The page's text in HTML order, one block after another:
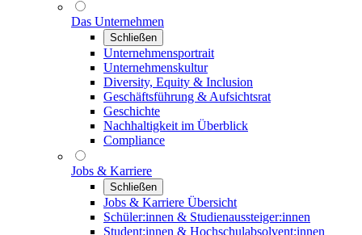
Das Unternehmen
Schließen
Unternehmensportrait
Unternehmenskultur
Diversity, Equity & Inclusion
Geschäftsführung & Aufsichtsrat
Geschichte
Nachhaltigkeit im Überblick
Compliance
Jobs & Karriere
Schließen
Jobs & Karriere Übersicht
Schüler:innen & Studienaussteiger:innen
Student:innen & Hochschulabsolvent:innen